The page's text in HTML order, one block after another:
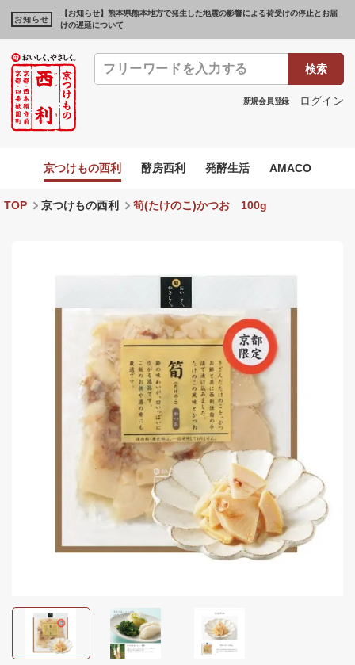
お知らせ
【お知らせ】熊本県熊本地方で発生した地震の影響による荷受けの停止とお届
けの遅延について
検索
新規会員登録 ログイン
京つけもの西利 酵房西利 発酵生活 AMACO
TOP 京つけもの西利 筍(たけのこ)かつお 100g